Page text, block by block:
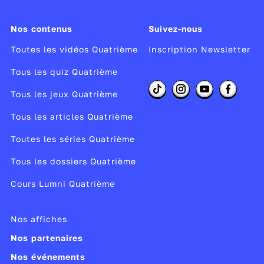
Nos contenus
Toutes les vidéos Quatrième
Tous les quiz Quatrième
Tous les jeux Quatrième
Tous les articles Quatrième
Toutes les séries Quatrième
Tous les dossiers Quatrième
Cours Lumni Quatrième
Suivez-nous
Inscription Newsletter
Nos affiches
Nos partenaires
Nos événements